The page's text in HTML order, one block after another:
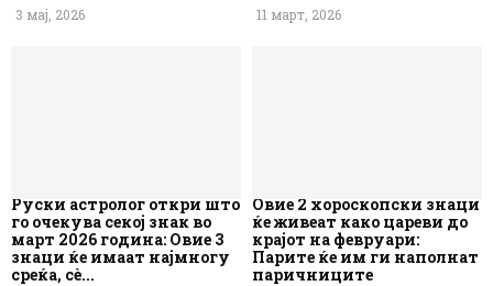
3 мај, 2026 11 март, 2026
Руски астролог откри што
го очекува секој знак во
март 2026 година: Овие 3
знаци ќе имаат најмногу
среќа, сè...
Овие 2 хороскопски знаци
ќе живеат како цареви до
крајот на февруари:
Парите ќе им ги наполнат
паричниците